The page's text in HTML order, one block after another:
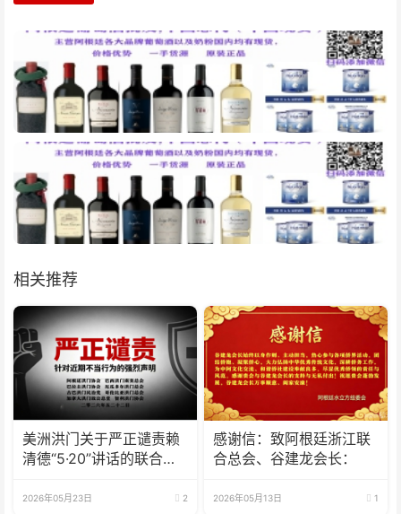
相关推荐
美洲洪门关于严正谴责赖
清德“5·20”讲话的联合声
2026年05月23日 2
感谢信：致阿根廷浙江联
合总会、谷建龙会长：
2026年05月13日 1